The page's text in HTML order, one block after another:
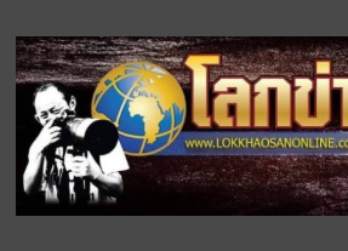
to
content